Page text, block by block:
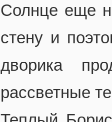
Солнце еще
стену и
дворика
рассветные